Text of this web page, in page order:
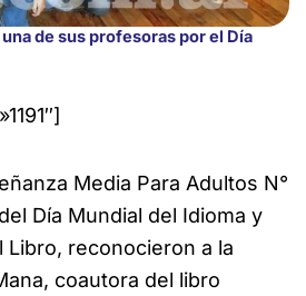
de sus profesoras por el Día
Media Para Adultos N°
Día Mundial del Idioma y
Libro, reconocieron a la
coautora del libro